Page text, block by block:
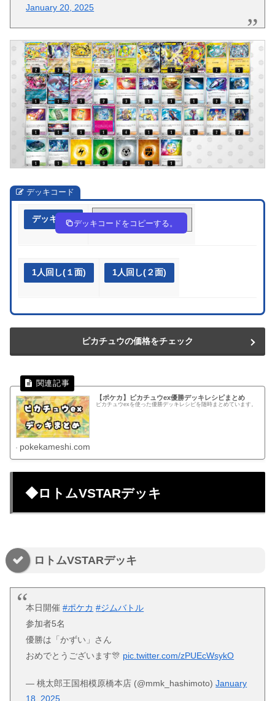
January 20, 2025
デッキコード
デッキ作成 cx4Y88-Hd5tIq-c8Y488
デッキコードをコピーする。
1人回し(１面) 1人回し(２面)
ピカチュウの価格をチェック
【ポケカ】ピカチュウex優勝デッキレシピまとめ
ピカチュウexを使った優勝デッキレシピを随時まとめています。
pokekameshi.com
◆ロトムVSTARデッキ
ロトムVSTARデッキ
本日開催#ポケカ #ジムバトル
参加者5名
優勝は「かずい」さん
おめでとうございます🎊 pic.twitter.com/zPUEcWsykO
— 桃太郎王国相模原橋本店 (@mmk_hashimoto)January
18, 2025